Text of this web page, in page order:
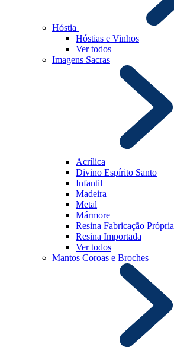
Hóstia
Hóstias e Vinhos
Ver todos
Imagens Sacras
Acrílica
Divino Espírito Santo
Infantil
Madeira
Metal
Mármore
Resina Fabricação Própria
Resina Importada
Ver todos
Mantos Coroas e Broches